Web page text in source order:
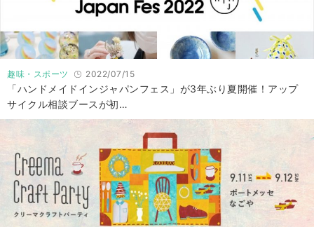
趣味・スポーツ 2022/07/15
「ハンドメイドインジャパンフェス」が3年ぶり夏開催！アップ
サイクル相談ブースが初…